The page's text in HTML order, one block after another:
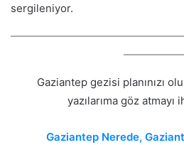
sergileniyor.
Gaziantep gezisi planınızı
yazılarıma göz atmayı
Gaziantep Nerede,